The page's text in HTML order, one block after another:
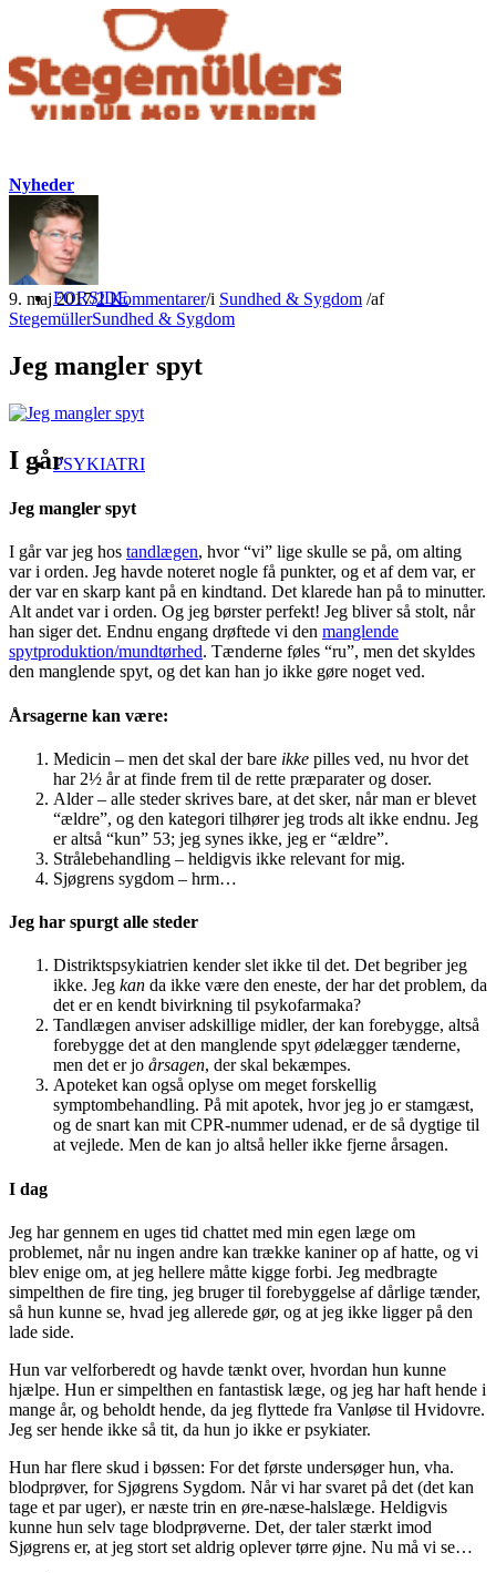
FORSIDE
PSYKIATRI
Nyheder
9. maj 2017/2 Kommentarer/i Sundhed & Sygdom /af
StegemüllerSundhed & Sygdom
Jeg mangler spyt
I går
Jeg mangler spyt
I går var jeg hos tandlægen, hvor “vi” lige skulle se på, om alting
var i orden. Jeg havde noteret nogle få punkter, og et af dem var, er
der var en skarp kant på en kindtand. Det klarede han på to minutter.
Alt andet var i orden. Og jeg børster perfekt! Jeg bliver så stolt, når
han siger det. Endnu engang drøftede vi den manglende
spytproduktion/mundtørhed. Tænderne føles “ru”, men det skyldes
den manglende spyt, og det kan han jo ikke gøre noget ved.
Årsagerne kan være:
Medicin – men det skal der bare ikke pilles ved, nu hvor det
har 2½ år at finde frem til de rette præparater og doser.
Alder – alle steder skrives bare, at det sker, når man er blevet
“ældre”, og den kategori tilhører jeg trods alt ikke endnu. Jeg
er altså “kun” 53; jeg synes ikke, jeg er “ældre”.
Strålebehandling – heldigvis ikke relevant for mig.
Sjøgrens sygdom – hrm…
Jeg har spurgt alle steder
Distriktspsykiatrien kender slet ikke til det. Det begriber jeg
ikke. Jeg kan da ikke være den eneste, der har det problem, da
det er en kendt bivirkning til psykofarmaka?
Tandlægen anviser adskillige midler, der kan forebygge, altså
forebygge det at den manglende spyt ødelægger tænderne,
men det er jo årsagen, der skal bekæmpes.
Apoteket kan også oplyse om meget forskellig
symptombehandling. På mit apotek, hvor jeg jo er stamgæst,
og de snart kan mit CPR-nummer udenad, er de så dygtige til
at vejlede. Men de kan jo altså heller ikke fjerne årsagen.
I dag
Jeg har gennem en uges tid chattet med min egen læge om
problemet, når nu ingen andre kan trække kaniner op af hatte, og vi
blev enige om, at jeg hellere måtte kigge forbi. Jeg medbragte
simpelthen de fire ting, jeg bruger til forebyggelse af dårlige tænder,
så hun kunne se, hvad jeg allerede gør, og at jeg ikke ligger på den
lade side.
Hun var velforberedt og havde tænkt over, hvordan hun kunne
hjælpe. Hun er simpelthen en fantastisk læge, og jeg har haft hende i
mange år, og beholdt hende, da jeg flyttede fra Vanløse til Hvidovre.
Jeg ser hende ikke så tit, da hun jo ikke er psykiater.
Hun har flere skud i bøssen: For det første undersøger hun, vha.
blodprøver, for Sjøgrens Sygdom. Når vi har svaret på det (det kan
tage et par uger), er næste trin en øre-næse-halslæge. Heldigvis
kunne hun selv tage blodprøverne. Det, der taler stærkt imod
Sjøgrens er, at jeg stort set aldrig oplever tørre øjne. Nu må vi se…